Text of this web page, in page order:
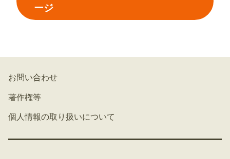
ージ
お問い合わせ
著作権等
個人情報の取り扱いについて